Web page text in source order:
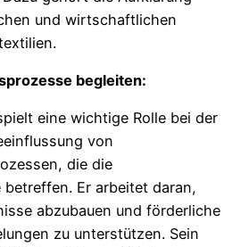
und wirtschaftlichen
begleiten:
eine wichtige Rolle bei der
von
die die
Er arbeitet daran,
abzubauen und förderliche
zu unterstützen. Sein